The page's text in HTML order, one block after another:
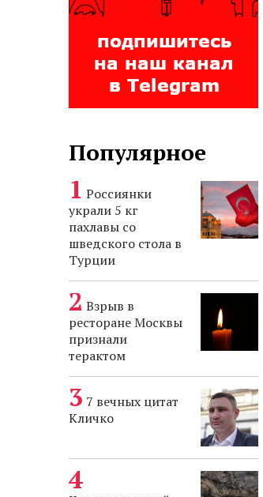
Популярное
Россиянки
украли 5 кг
пахлавы со
шведского стола в
Турции
Взрыв в
ресторане Москвы
признали
терактом
7 вечных цитат
Кличко